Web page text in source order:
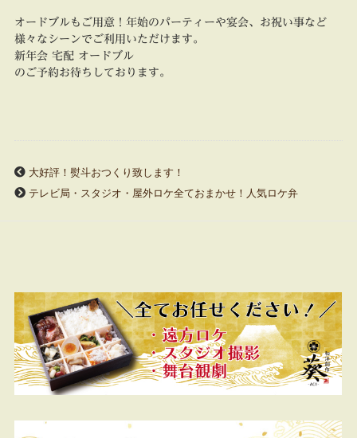
オードブルもご用意！年始のパーティーや宴会、お祝い事など
様々なシーンでご利用いただけます。
新年会 宅配 オードブル
のご予約お待ちしております。
大好評！熨斗おつくり致します！
テレビ局・スタジオ・屋外ロケ全ておまかせ！人気ロケ弁